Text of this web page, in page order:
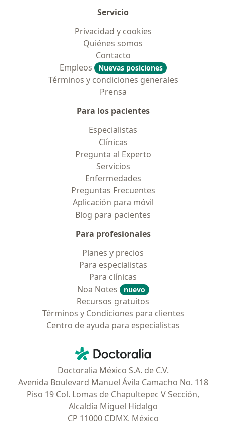
Servicio
Privacidad y cookies
Quiénes somos
Contacto
Empleos
Nuevas posiciones
Términos y condiciones generales
Prensa
Para los pacientes
Especialistas
Clínicas
Pregunta al Experto
Servicios
Enfermedades
Preguntas Frecuentes
Aplicación para móvil
Blog para pacientes
Para profesionales
Planes y precios
Para especialistas
Para clínicas
Noa Notes
nuevo
Recursos gratuitos
Términos y Condiciones para clientes
Centro de ayuda para especialistas
Doctoralia - Página de inicio
Doctoralia México S.A. de C.V.
Avenida Boulevard Manuel Ávila Camacho No. 118
Piso 19 Col. Lomas de Chapultepec V Sección,
Alcaldía Miguel Hidalgo
CP 11000 CDMX, México